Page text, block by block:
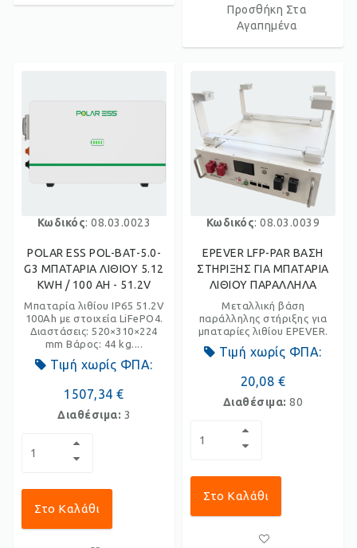
Προσθήκη Στα
Αγαπημένα
Κωδικός: 08.03.0023
POLAR ESS POL-BAT-5.0-
G3 ΜΠΑΤΑΡΙΑ ΛΙΘΙΟΥ 5.12
KWH / 100 AH - 51.2V
Μπαταρία λιθίου IP65 51.2V
100Ah με στοιχεία LiFePO4.
Διαστάσεις: 520×310×224
mm Βάρος: 44 kg....
Τιμή χωρίς ΦΠΑ:
1507,34 €
Διαθέσιμα: 3
Στο Καλάθι
Κωδικός: 08.03.0039
EPEVER LFP-PAR ΒΑΣΗ
ΣΤΗΡΙΞΗΣ ΓΙΑ ΜΠΑΤΑΡΙΑ
ΛΙΘΙΟΥ ΠΑΡΑΛΛΗΛΑ
Μεταλλική βάση
παράλληλης στήριξης για
μπαταρίες λιθίου EPEVER.
Τιμή χωρίς ΦΠΑ:
20,08 €
Διαθέσιμα:80
Στο Καλάθι